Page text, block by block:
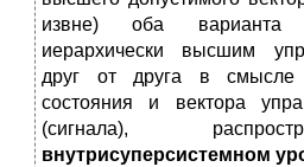
извне) оба варианта
иерархически высшим
друг от друга в смысле
состояния и вектора
(сигнала),
внутрисуперсистемном